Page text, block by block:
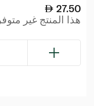
27.50
هذا المنتج غير